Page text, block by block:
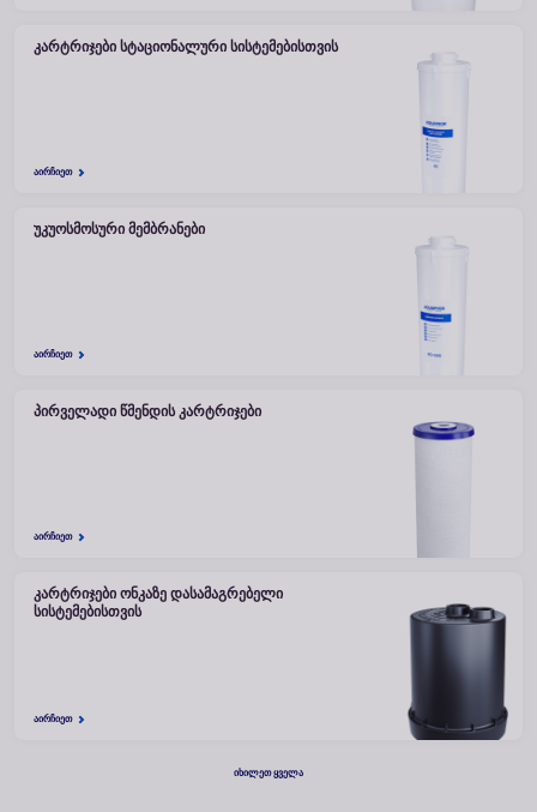
ᲙᲐᲠᲢᲠᲘᲯᲔᲑᲘ ᲡᲢᲐᲪᲘᲝᲜᲐᲚᲣᲠᲘ ᲡᲘᲡᲢᲔᲛᲔᲑᲘᲡᲗᲕᲘᲡ
ᲐᲘᲠᲩᲘᲔᲗ
ᲣᲙᲣᲝᲡᲛᲝᲡᲣᲠᲘ ᲛᲔᲛᲑᲠᲐᲜᲔᲑᲘ
ᲐᲘᲠᲩᲘᲔᲗ
ᲞᲘᲠᲕᲔᲚᲐᲓᲘ ᲬᲛᲔᲜᲓᲘᲡ ᲙᲐᲠᲢᲠᲘᲯᲔᲑᲘ
ᲐᲘᲠᲩᲘᲔᲗ
ᲙᲐᲠᲢᲠᲘᲯᲔᲑᲘ ᲝᲜᲙᲐᲖᲔ ᲓᲐᲡᲐᲛᲐᲒᲠᲔᲑᲔᲚᲘ
ᲡᲘᲡᲢᲔᲛᲔᲑᲘᲡᲗᲕᲘᲡ
ᲐᲘᲠᲩᲘᲔᲗ
ᲘᲮᲘᲚᲔᲗ ᲧᲕᲔᲚᲐ